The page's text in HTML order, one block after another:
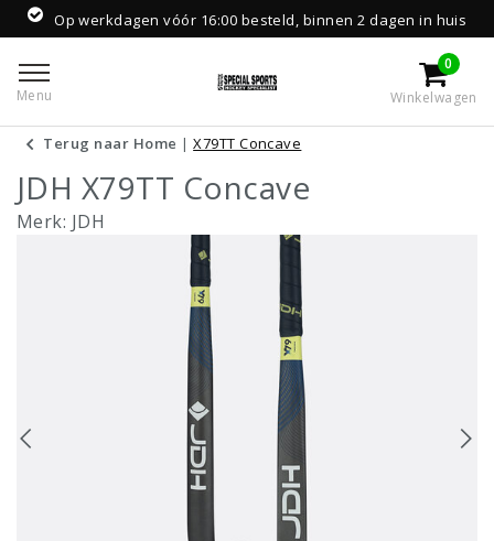
Op werkdagen vóór 16:00 besteld, binnen 2 dagen in huis
Menu
0
Winkelwagen
Terug naar Home |X79TT Concave
JDH X79TT Concave
Merk: JDH